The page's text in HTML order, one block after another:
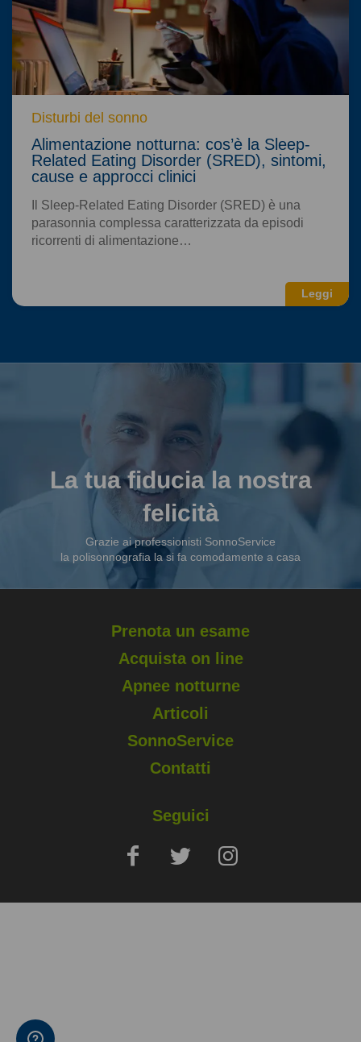
Leggi
Disturbi del sonno
Alimentazione notturna: cos’è la Sleep-
Related Eating Disorder (SRED), sintomi,
cause e approcci clinici
Il Sleep-Related Eating Disorder (SRED) è una
parasonnia complessa caratterizzata da episodi
ricorrenti di alimentazione…
La tua fiducia la nostra
felicità
Grazie ai professionisti SonnoService
la polisonnografia la si fa comodamente a casa
Prenota un esame
Acquista on line
Apnee notturne
Articoli
SonnoService
Contatti
Seguici